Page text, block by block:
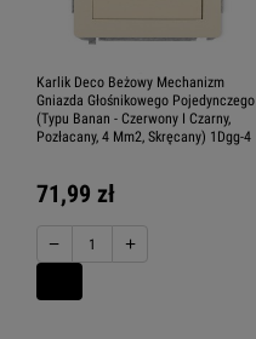
Karlik Deco Beżowy Mechanizm
Gniazda Głośnikowego Pojedynczego
(Typu Banan - Czerwony I Czarny,
Pozłacany, 4 Mm2, Skręcany) 1Dgg-4
71,99 zł
− +